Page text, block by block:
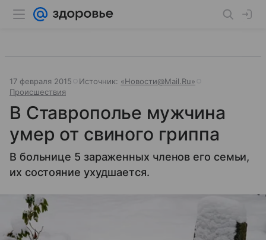
17 февраля 2015 Источник: «Новости@Mail.Ru»
Происшествия
В Ставрополье мужчина
умер от свиного гриппа
В больнице 5 зараженных членов его семьи,
их состояние ухудшается.